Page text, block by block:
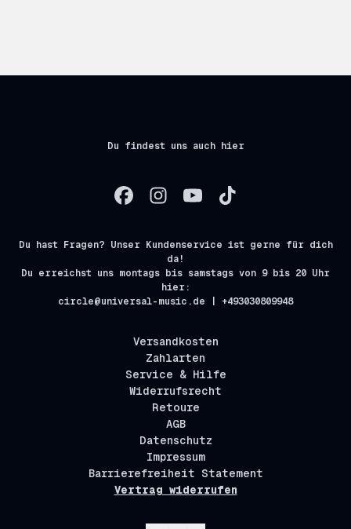
Du findest uns auch hier
Du hast Fragen? Unser Kundenservice ist gerne für dich
da!
Du erreichst uns montags bis samstags von 9 bis 20 Uhr
hier:
circle@universal-music.de | +493030809948
Versandkosten
Zahlarten
Service & Hilfe
Widerrufsrecht
Retoure
AGB
Datenschutz
Impressum
Barrierefreiheit Statement
Vertrag widerrufen